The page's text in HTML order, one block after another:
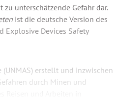
unterschätzende Gefahr dar.
ist die deutsche Version des
Explosive Devices Safety
erstellt und inzwischen
durch Minen und